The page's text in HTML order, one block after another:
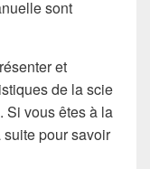
sont
et
de la scie
Si vous êtes à la
suite pour savoir